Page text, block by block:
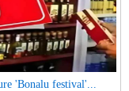
'Bonalu festival'...